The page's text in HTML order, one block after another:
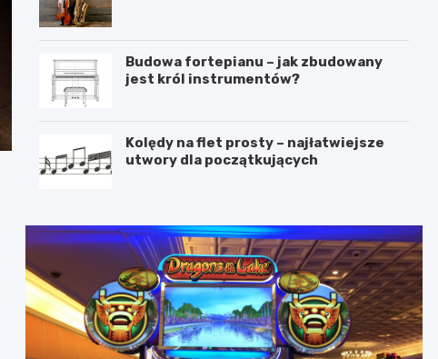
Budowa fortepianu – jak zbudowany
jest król instrumentów?
Kolędy na flet prosty – najłatwiejsze
utwory dla początkujących